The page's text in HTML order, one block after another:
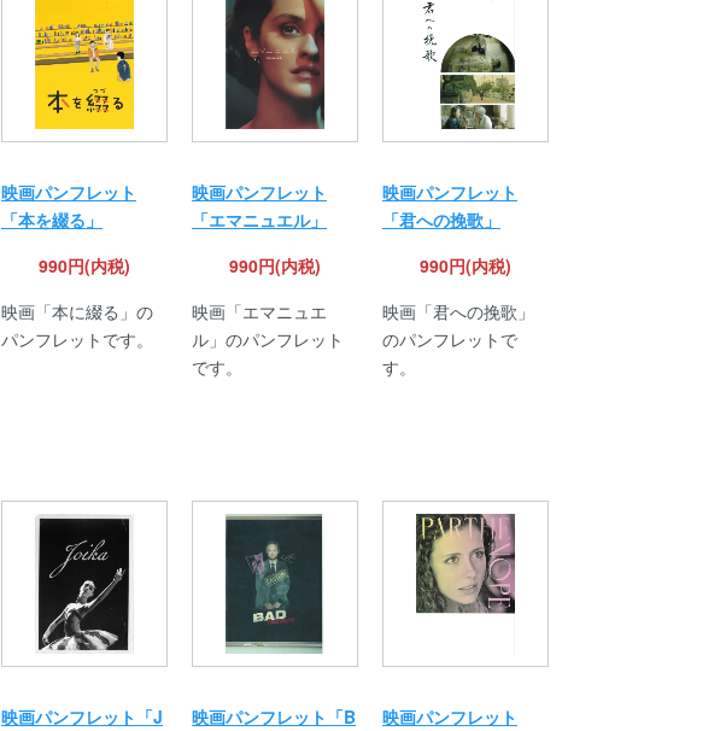
映画パンフレット
「本を綴る」
990円(内税)
映画「本に綴る」の
パンフレットです。
映画パンフレット
「エマニュエル」
990円(内税)
映画「エマニュエ
ル」のパンフレット
です。
映画パンフレット
「君への挽歌」
990円(内税)
映画「君への挽歌」
のパンフレットで
す。
映画パンフレット「J
映画パンフレット「B
映画パンフレット